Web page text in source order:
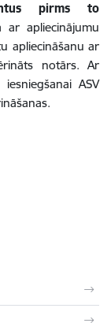
pirms to
ar apliecinājumu
apliecināšanu ar
notārs. Ar
ASV